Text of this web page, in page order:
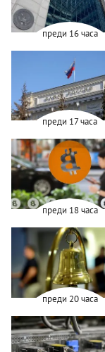
преди 16 часа
преди 17 часа
преди 18 часа
преди 20 часа